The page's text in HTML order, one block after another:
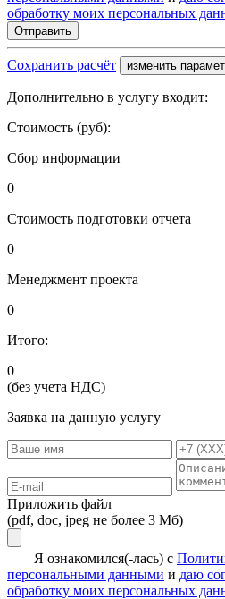
обработку моих персональных
Сохранить расчёт изменить
Дополнительно в услугу входит:
Стоимость (руб):
Сбор информации
0
Стоимость подготовки отчета
0
Менеджмент проекта
0
Итого:
0
(без учета НДС)
Заявка на данную услугу
Приложить файл
(pdf, doc, jpeg не более 3 Мб)
Я ознакомился(-лась) с
персональными данными и даю
обработку моих персональных